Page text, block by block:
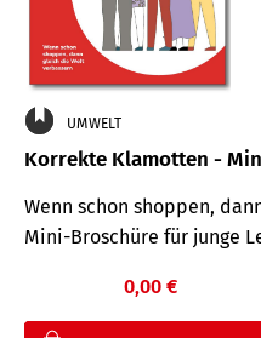
UMWELT
Korrekte Klamotten -
Wenn schon shoppen,
Mini-Broschüre für junge
0,00 €